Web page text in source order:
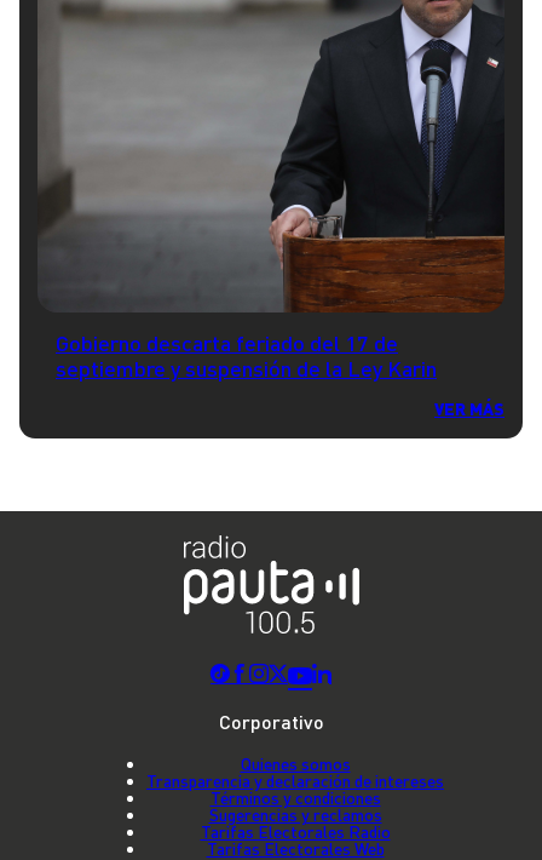
Gobierno descarta feriado del 17 de
septiembre y suspensión de la Ley Karin
VER MÁS
Corporativo
Quienes somos
Transparencia y declaración de intereses
Términos y condiciones
Sugerencias y reclamos
Tarifas Electorales Radio
Tarifas Electorales Web